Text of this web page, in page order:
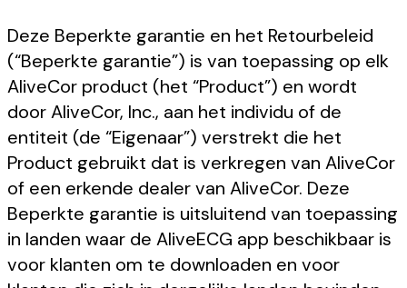
Deze Beperkte garantie en het Retourbeleid
(“Beperkte garantie”) is van toepassing op elk
AliveCor product (het “Product”) en wordt
door AliveCor, Inc., aan het individu of de
entiteit (de “Eigenaar”) verstrekt die het
Product gebruikt dat is verkregen van AliveCor
of een erkende dealer van AliveCor. Deze
Beperkte garantie is uitsluitend van toepassing
in landen waar de AliveECG app beschikbaar is
voor klanten om te downloaden en voor